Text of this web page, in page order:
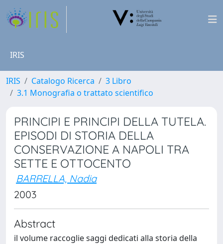
IRIS
IRIS Catalogo Ricerca
3 Libro
3.1 Monografia o trattato scientifico
PRINCIPI E PRINCIPI DELLA TUTELA.
EPISODI DI STORIA DELLA
CONSERVAZIONE A NAPOLI TRA
SETTE E OTTOCENTO
BARRELLA, Nadia
2003
Abstract
il volume raccoglie saggi dedicati alla storia della